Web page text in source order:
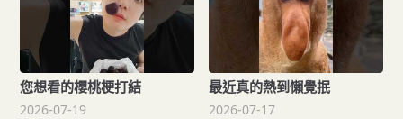
您想看的櫻桃梗打結
2026-07-19
最近真的熱到懶覺抿
2026-07-17